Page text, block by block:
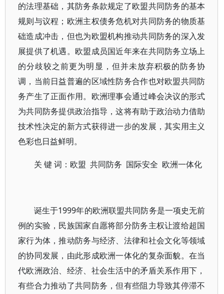
的法理基础，其防务条款规定了欧盟共同防务的基本
规则与议程；欧洲主权债务危机对共同防务的物质基
础造成冲击，但也为欧盟机构推动共同防务的深入发
展提供了机遇。欧盟成员国近年来在共同防务立场上
的分歧较之前更为明显，但并未放弃积极的防务协
调，当前日益普遍的区域性防务合作也对欧盟共同防
务产生了正面作用。欧洲理事会通过峰会决议的形式
为共同防务提供政治指导，这将有助于政治动力借助
技术性决定的新方式获得进一步的发展，其实用主义
色彩也日益鲜明。
关 键 词：欧盟 共同防务 国际安全 欧洲一体化
诞生于1999年的欧洲联盟共同防务是一项史无前
例的实验，民族国家自愿将部分防务主权让渡给超国
家行为体，推动防务与经济、法律和社会文化等领域
的协同发展，由此形成欧洲一体化的复杂面貌。在当
代欧洲政治、经济、社会生活中的矛盾关系作用下，
有些合力推动了共同防务，但有些阻力导致其停滞不